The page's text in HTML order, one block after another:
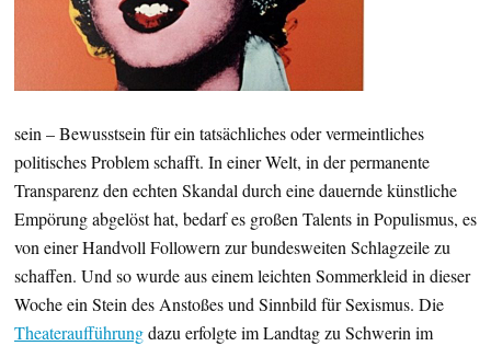
sein – Bewusstsein für ein tatsächliches oder vermeintliches
politisches Problem schafft. In einer Welt, in der permanente
Transparenz den echten Skandal durch eine dauernde künstliche
Empörung abgelöst hat, bedarf es großen Talents in Populismus, es
von einer Handvoll Followern zur bundesweiten Schlagzeile zu
schaffen. Und so wurde aus einem leichten Sommerkleid in dieser
Woche ein Stein des Anstoßes und Sinnbild für Sexismus. Die
Theateraufführungdazu erfolgte im Landtag zu Schwerin im